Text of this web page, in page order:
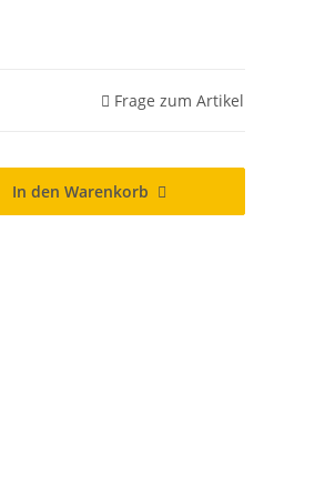
Frage zum Artikel
In den Warenkorb